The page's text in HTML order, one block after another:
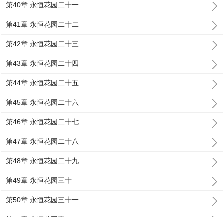
第40章 永恒花园二十一
第41章 永恒花园二十二
第42章 永恒花园二十三
第43章 永恒花园二十四
第44章 永恒花园二十五
第45章 永恒花园二十六
第46章 永恒花园二十七
第47章 永恒花园二十八
第48章 永恒花园二十九
第49章 永恒花园三十
第50章 永恒花园三十一